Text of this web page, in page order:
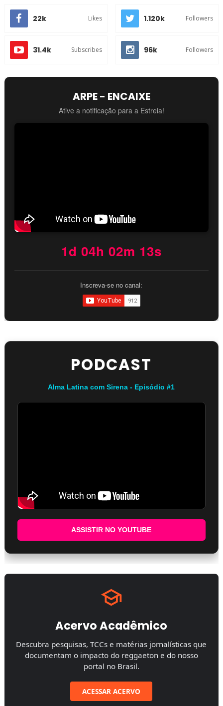
22k Likes 1.120k Followers
31.4k Subscribes 96k Followers
ARPE - ENCAIXE
Ative a notificação para a Estreia!
1d 04h 02m 12s
Inscreva-se no canal:
PODCAST
Alma Latina com Sirena - Episódio #1
ASSISTIR NO YOUTUBE
Acervo Acadêmico
Descubra pesquisas, TCCs e matérias jornalísticas que
documentam o impacto do reggaeton e do nosso
portal no Brasil.
ACESSAR ACERVO